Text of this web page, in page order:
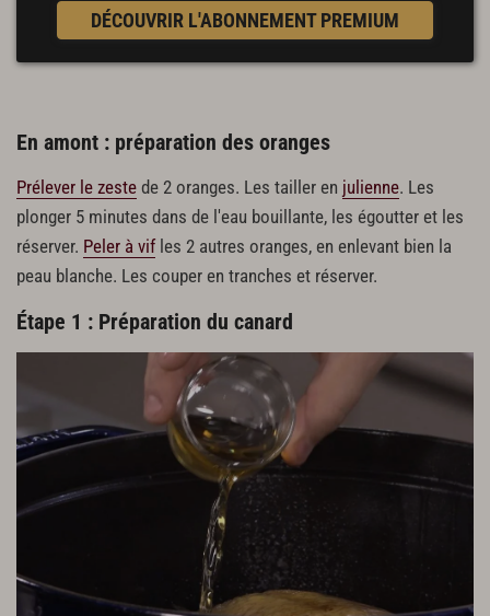
DÉCOUVRIR L'ABONNEMENT PREMIUM
En amont : préparation des oranges
Prélever le zeste de 2 oranges. Les tailler en julienne. Les
plonger 5 minutes dans de l'eau bouillante, les égoutter et les
réserver. Peler à vifles 2 autres oranges, en enlevant bien la
peau blanche. Les couper en tranches et réserver.
Étape 1 : Préparation du canard